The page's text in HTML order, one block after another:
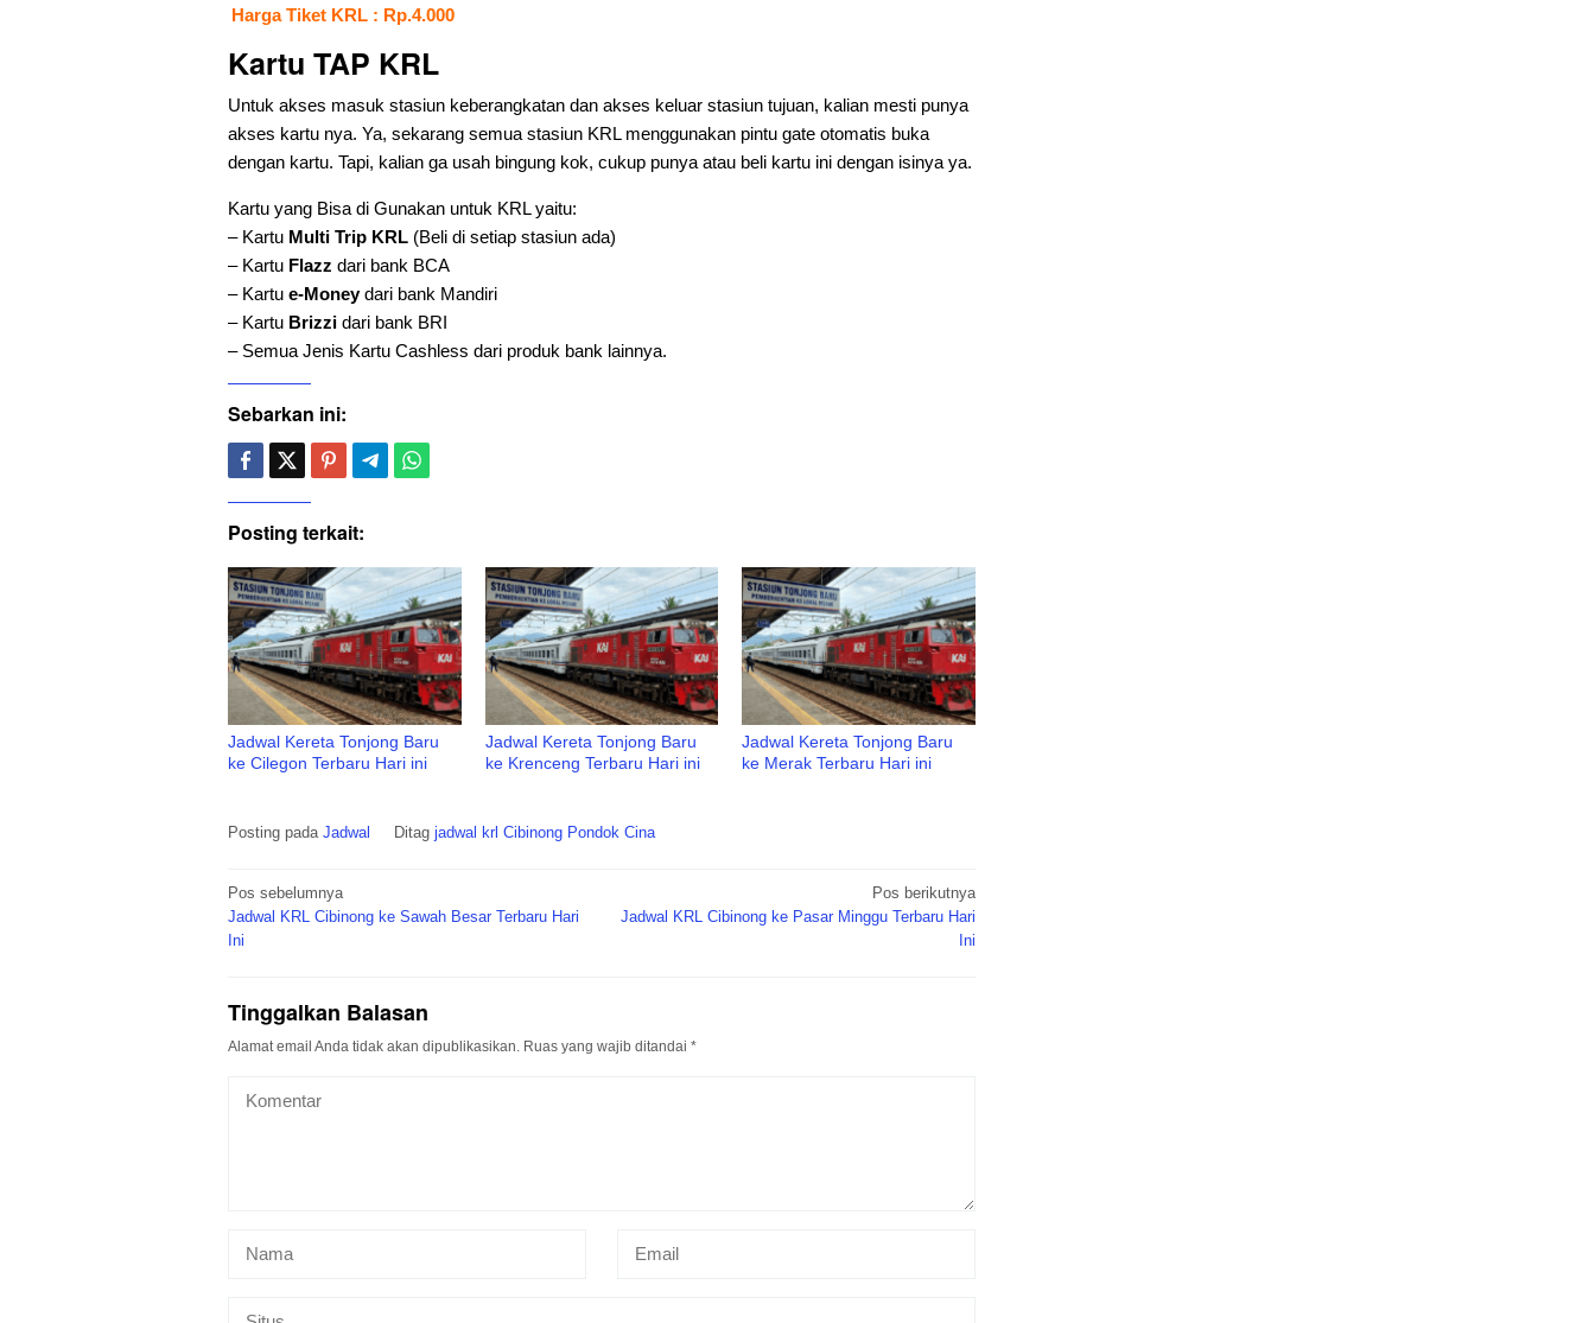
Harga Tiket KRL : Rp.4.000
Kartu TAP KRL
Untuk akses masuk stasiun keberangkatan dan akses keluar stasiun tujuan, kalian mesti punya
akses kartu nya. Ya, sekarang semua stasiun KRL menggunakan pintu gate otomatis buka
dengan kartu. Tapi, kalian ga usah bingung kok, cukup punya atau beli kartu ini dengan isinya ya.
Kartu yang Bisa di Gunakan untuk KRL yaitu:
– Kartu Multi Trip KRL (Beli di setiap stasiun ada)
– Kartu Flazz dari bank BCA
– Kartu e-Moneydari bank Mandiri
– Kartu Brizzi dari bank BRI
– Semua Jenis Kartu Cashless dari produk bank lainnya.
Sebarkan ini:
Posting terkait:
Jadwal Kereta Tonjong Baru
ke Cilegon Terbaru Hari ini
Jadwal Kereta Tonjong Baru
ke Krenceng Terbaru Hari ini
Jadwal Kereta Tonjong Baru
ke Merak Terbaru Hari ini
Posting pada Jadwal Ditag jadwal krl Cibinong Pondok Cina
Navigasi
pos
Pos sebelumnya
Jadwal KRL Cibinong ke Sawah Besar Terbaru Hari
Ini
Pos berikutnya
Jadwal KRL Cibinong ke Pasar Minggu Terbaru Hari
Ini
Tinggalkan Balasan
Alamat email Anda tidak akan dipublikasikan. Ruas yang wajib ditandai *